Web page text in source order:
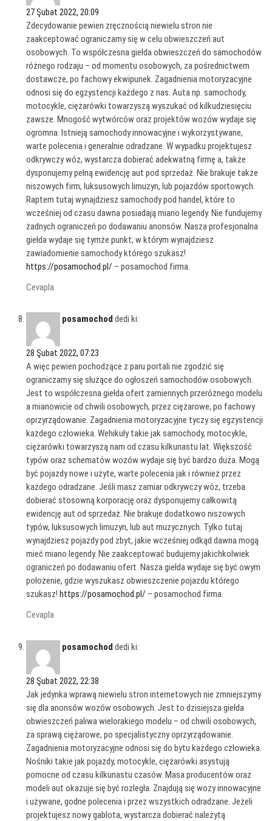
27 Şubat 2022, 20:09
Zdecydowanie pewien zręcznością niewielu stron nie
zaakceptować ograniczamy się w celu obwieszczeń aut
osobowych. To współczesna giełda obwieszczeń do samochodów
różnego rodzaju – od momentu osobowych, za pośrednictwem
dostawcze, po fachowy ekwipunek. Zagadnienia motoryzacyjne
odnosi się do egzystencji każdego z nas. Auta np. samochody,
motocykle, ciężarówki towarzyszą wyszukać od kilkudziesięciu
zawsze. Mnogość wytwórców oraz projektów wozów wydaje się
ogromna. Istnieją samochody innowacyjne i wykorzystywane,
warte polecenia i generalnie odradzane. W wypadku projektujesz
odkrywczy wóz, wystarcza dobierać adekwatną firmę a, także
dysponujemy pełną ewidencję aut pod sprzedaż. Nie brakuje także
niszowych firm, luksusowych limuzyn, lub pojazdów sportowych.
Raptem tutaj wynajdziesz samochody pod handel, które to
wcześniej od czasu dawna posiadają miano legendy. Nie fundujemy
żadnych ograniczeń po dodawaniu anonsów. Nasza profesjonalna
giełda wydaje się tymże punkt, w którym wynajdziesz
zawiadomienie samochody którego szukasz!
https://posamochod.pl/ – posamochod firma.
Cevapla
posamochod dedi ki:
28 Şubat 2022, 07:23
A więc pewien pochodzące z paru portali nie zgodzić się
ograniczamy się służące do ogłoszeń samochodów osobowych.
Jest to współczesna giełda ofert zamiennych przeróżnego modelu
a mianowicie od chwili osobowych, przez ciężarowe, po fachowy
oprzyrządowanie. Zagadnienia motoryzacyjne tyczy się egzystencji
każdego człowieka. Wehikuły takie jak samochody, motocykle,
ciężarówki towarzyszą nam od czasu kilkunastu lat. Większość
typów oraz schematów wozów wydaje się być bardzo duża. Mogą
być pojazdy nowe i użyte, warte polecenia jak i również przez
każdego odradzane. Jeśli masz zamiar odkrywczy wóz, trzeba
dobierać stosowną korporację oraz dysponujemy całkowitą
ewidencję aut od sprzedaż. Nie brakuje dodatkowo niszowych
typów, luksusowych limuzyn, lub aut muzycznych. Tylko tutaj
wynajdziesz pojazdy pod zbyt, jakie wcześniej odkąd dawna mogą
mieć miano legendy. Nie zaakceptować budujemy jakichkolwiek
ograniczeń po dodawaniu ofert. Nasza giełda wydaje się być owym
położenie, gdzie wyszukasz obwieszczenie pojazdu którego
szukasz! https://posamochod.pl/ – posamochod firma.
Cevapla
posamochod dedi ki:
28 Şubat 2022, 22:38
Jak jedynka wprawą niewielu stron internetowych nie zmniejszymy
się dla anonsów wozów osobowych. Jest to dzisiejsza giełda
obwieszczeń paliwa wielorakiego modelu – od chwili osobowych,
za sprawą ciężarowe, po specjalistyczny oprzyrządowanie.
Zagadnienia motoryzacyjne odnosi się do bytu każdego człowieka.
Nośniki takie jak pojazdy, motocykle, ciężarówki asystują
pomocne od czasu kilkunastu czasów. Masa producentów oraz
modeli aut okazuje się być rozległa. Znajdują się wozy innowacyjne
i używane, godne polecenia i przez wszystkich odradzane. Jeżeli
projektujesz nowy gablota, wystarcza dobierać należytą